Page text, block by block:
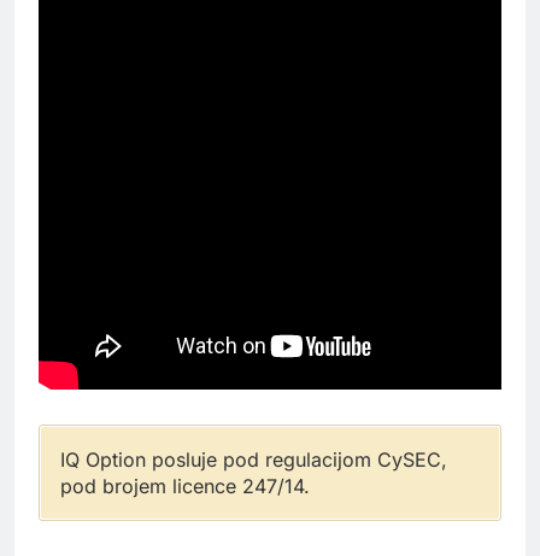
IQ Option posluje pod regulacijom CySEC,
pod brojem licence 247/14.